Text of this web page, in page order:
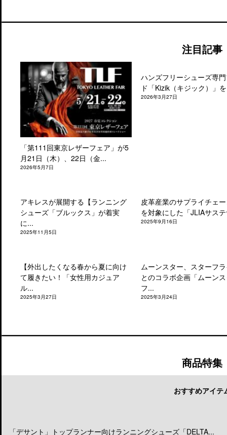
注目記事
「第111回東京レザーフェア」が5
月21日（木）、22日（金...
2026年5月7日
ハンズフリーシューズ専
ド「Kizik（キジック）」
2026年3月27日
アキレスが展開する【ランニング
シューズ「ブルックス」が着実
に...
2025年11月5日
皮革産業のサプライチェ
を対象にした「JLIAサス
2025年9月16日
【外出したくなる春から夏に向け
て履きたい！「女性用カジュア
ル...
2025年3月27日
ムーンスター、スターフ
とのコラボ企画「ムーン
フ...
2025年3月24日
商品特集
おすすめアイテ
「デサント」トップランナー向けランニングシューズ「DELTA...